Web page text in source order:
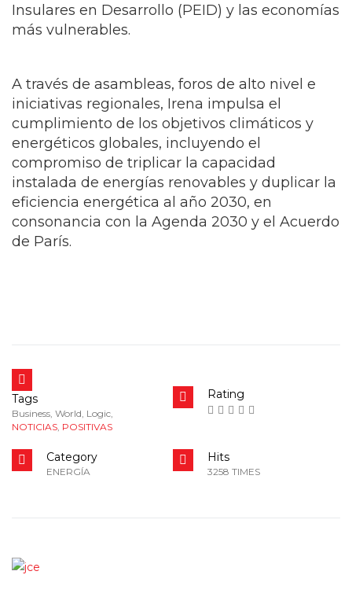
países en desarrollo, los Pequeños Estados
Insulares en Desarrollo (PEID) y las economías
A través de asambleas, foros de alto nivel e
iniciativas regionales, Irena impulsa el
cumplimiento de los objetivos climáticos y
energéticos globales, incluyendo el
compromiso de triplicar la capacidad
instalada de energías renovables y duplicar la
eficiencia energética al año 2030, en
consonancia con la Agenda 2030 y el Acuerdo
Tags
Business,World, Logic,
Rating
Category Hits